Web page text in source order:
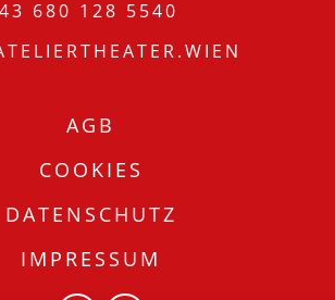
680 128 5540
AGB
COOKIES
DATENSCHUTZ
IMPRESSUM